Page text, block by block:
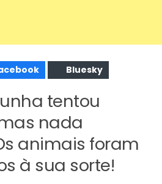
Bluesky
tentou
nada
animais foram
à sua sorte!